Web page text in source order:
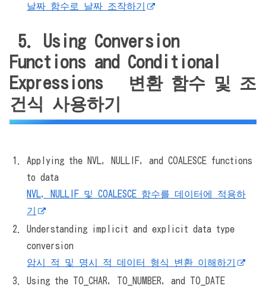
날짜 함수로 날짜 조작하기
5. Using Conversion
Functions and Conditional
Expressions 변환 함수 및 조
건식 사용하기
Applying the NVL, NULLIF, and COALESCE functions
to data
NVL, NULLIF 및 COALESCE 함수를 데이터에 적용하
기
Understanding implicit and explicit data type
conversion
암시 적 및 명시 적 데이터 형식 변환 이해하기
Using the TO_CHAR, TO_NUMBER, and TO_DATE